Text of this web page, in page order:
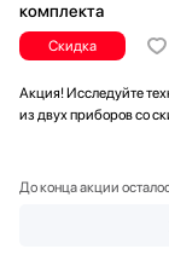
комплекта
Скидка
Акция! Исследуйте
из двух приборов со
До конца акции